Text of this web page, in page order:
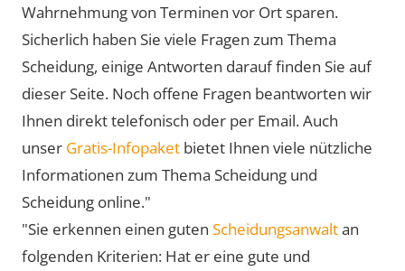
Wahrnehmung von Terminen vor Ort sparen.
Sicherlich haben Sie viele Fragen zum Thema
Scheidung, einige Antworten darauf finden Sie auf
dieser Seite. Noch offene Fragen beantworten wir
Ihnen direkt telefonisch oder per Email. Auch
unser Gratis-Infopaket bietet Ihnen viele nützliche
Informationen zum Thema Scheidung und
Scheidung online."
"Sie erkennen einen guten Scheidungsanwaltan
folgenden Kriterien: Hat er eine gute und